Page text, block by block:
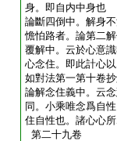
身。即自内中身也
論斷四倒中。解身
憺怕路者。論第二
覆解中。云於心意
心念住。即此計心
如對法第一第十卷
論解念住義中。云
同。小乘唯念爲自
住自性也。諸心心
第二十九卷